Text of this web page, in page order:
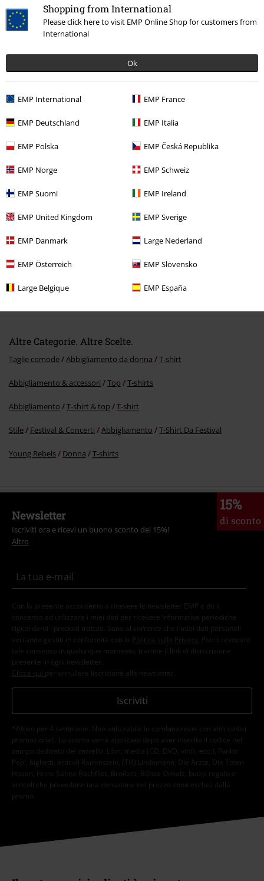
Shopping from International
Please click here to visit EMP Online Shop for customers from
International
Ok
EMP International EMP France
EMP Deutschland EMP Italia
EMP Polska EMP Česká Republika
EMP Norge EMP Schweiz
EMP Suomi EMP Ireland
EMP United Kingdom EMP Sverige
EMP Danmark Large Nederland
EMP Österreich EMP Slovensko
Large Belgique EMP España
Scrivi una recensione
RRP37,99 €
Altre Categorie. Altre Scelte.
Taglie comode Abbigliamento da donna T-shirt
Abbigliamento & accessori Top T-shirts
Abbigliamento T-shirt & top T-shirt
Stile Festival & Concerti Abbigliamento T‑Shirt Da Festival
Young Rebels Donna T-shirts
15%
di sconto
Newsletter
Iscriviti ora e ricevi un buono sconto del 15%!
Altro
Con la presente acconsento a ricevere le newsletter EMP e do il
consenso ad utilizzare i miei dati per ricevere informative periodiche
riguardanti i prodotti trattati. Sono al corrente che i miei dati personali
verranno gestiti in conformità con la
Politica sulla Privacy
. Potrò revocare
tale consenso in qualunque momento, tramite il link di disiscrizione
presente in ogni newsletter.
Clicca qui per annullare liscrizione alla newsletter.
Iscriviti
*Attivo per 4 settimane. Non utilizzabile in combinazione con altri codici
promozionali. Lo sconto verrà applicato dopo aver inserito il codice nel
campo dedicato del carrello. Libri, media (CD, DVD, vinili, ecc.), Funko
Pop!, biglietti, articoli Rammstein, (Till) Lindemann, Die Ärzte, Die Toten
Hosen, Feine Sahne Fischfilet, Broilers, Böhse Onkelz, buoni regalo e
articoli che prevedono una donazione nel prezzo sono esclusi dalla
promo.